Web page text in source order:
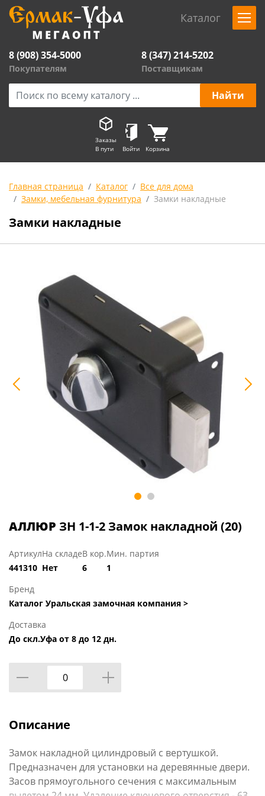
Каталог
8 (908) 354-5000
Покупателям
8 (347) 214-5202
Поставщикам
Заказы
В пути
Войти Корзина
Главная страница Каталог
Все для дома
Замки, мебельная фурнитура
Замки накладные
Замки накладные
АЛЛЮР ЗН 1-1-2 Замок накладной (20)
Артикул
441310
На складе
Нет
В кор.
6
Мин. партия
1
Бренд
Каталог Уральская замочная компания >
Доставка
До скл.Уфа от 8 до 12 дн.
Описание
Замок накладной цилиндровый с вертушкой.
Предназначен для установки на деревянные двери.
Засов прямоугольного сечения с максимальным